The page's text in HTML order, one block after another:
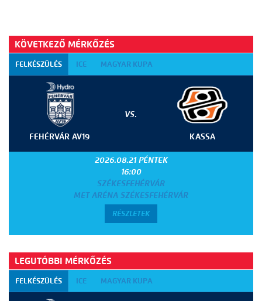
KÖVETKEZŐ MÉRKŐZÉS
FELKÉSZÜLÉS ICE MAGYAR KUPA
FEHÉRVÁR AV19
VS.
KASSA
2026.08.21 PÉNTEK
16:00
SZÉKESFEHÉRVÁR
MET ARÉNA SZÉKESFEHÉRVÁR
RÉSZLETEK
LEGUTÓBBI MÉRKŐZÉS
FELKÉSZÜLÉS ICE MAGYAR KUPA